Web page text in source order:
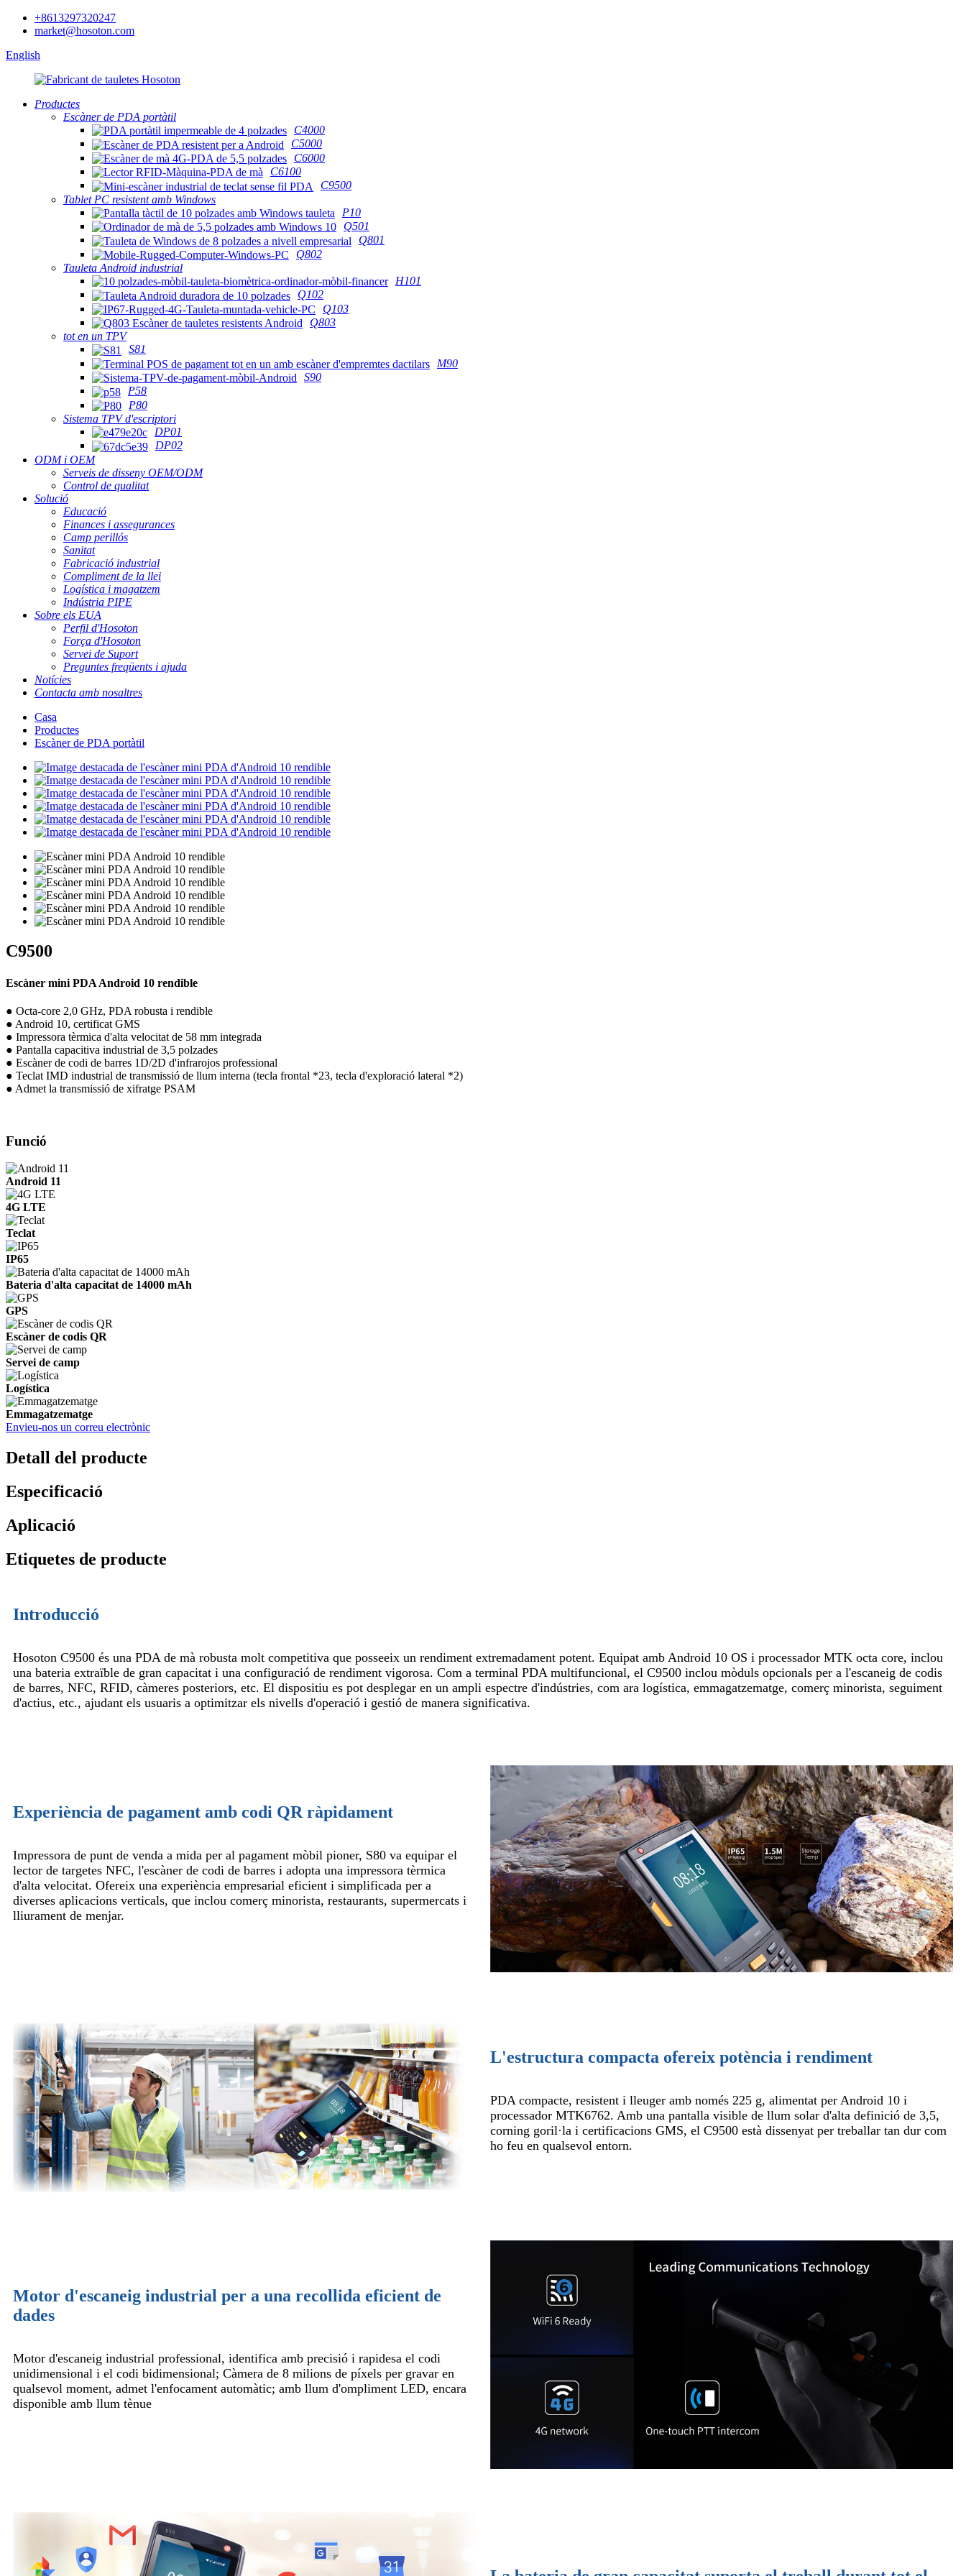
+8613297320247
market@hosoton.com
English
Productes
Escàner de PDA portàtil
C4000
C5000
C6000
C6100
C9500
Tablet PC resistent amb Windows
P10
Q501
Q801
Q802
Tauleta Android industrial
H101
Q102
Q103
Q803
tot en un TPV
S81
M90
S90
P58
P80
Sistema TPV d'escriptori
DP01
DP02
ODM i OEM
Serveis de disseny OEM/ODM
Control de qualitat
Solució
Educació
Finances i assegurances
Camp perillós
Sanitat
Fabricació industrial
Compliment de la llei
Logística i magatzem
Indústria PIPE
Sobre els EUA
Perfil d'Hosoton
Força d'Hosoton
Servei de Suport
Preguntes freqüents i ajuda
Notícies
Contacta amb nosaltres
Casa
Productes
Escàner de PDA portàtil
C9500
Escàner mini PDA Android 10 rendible
● Octa-core 2,0 GHz, PDA robusta i rendible
● Android 10, certificat GMS
● Impressora tèrmica d'alta velocitat de 58 mm integrada
● Pantalla capacitiva industrial de 3,5 polzades
● Escàner de codi de barres 1D/2D d'infrarojos professional
● Teclat IMD industrial de transmissió de llum interna (tecla frontal *23, tecla d'exploració lateral *2)
● Admet la transmissió de xifratge PSAM
Funció
Android 11
4G LTE
Teclat
IP65
Bateria d'alta capacitat de 14000 mAh
GPS
Escàner de codis QR
Servei de camp
Logística
Emmagatzematge
Envieu-nos un correu electrònic
Detall del producte
Especificació
Aplicació
Etiquetes de producte
Introducció
Hosoton C9500 és una PDA de mà robusta molt competitiva que posseeix un rendiment extremadament potent. Equipat amb Android 10 OS i processador MTK octa core, inclou
una bateria extraïble de gran capacitat i una configuració de rendiment vigorosa. Com a terminal PDA multifuncional, el C9500 inclou mòduls opcionals per a l'escaneig de codis
de barres, NFC, RFID, càmeres posteriors, etc. El dispositiu es pot desplegar en un ampli espectre d'indústries, com ara logística, emmagatzematge, comerç minorista, seguiment
d'actius, etc., ajudant els usuaris a optimitzar els nivells d'operació i gestió de manera significativa.
Experiència de pagament amb codi QR ràpidament
Impressora de punt de venda a mida per al pagament mòbil pioner, S80 va equipar el
lector de targetes NFC, l'escàner de codi de barres i adopta una impressora tèrmica
d'alta velocitat. Ofereix una experiència empresarial eficient i simplificada per a
diverses aplicacions verticals, que inclou comerç minorista, restaurants, supermercats i
lliurament de menjar.
L'estructura compacta ofereix potència i rendiment
PDA compacte, resistent i lleuger amb només 225 g, alimentat per Android 10 i
processador MTK6762. Amb una pantalla visible de llum solar d'alta definició de 3,5,
corning goril·la i certificacions GMS, el C9500 està dissenyat per treballar tan dur com
ho feu en qualsevol entorn.
Motor d'escaneig industrial per a una recollida eficient de
dades
Motor d'escaneig industrial professional, identifica amb precisió i rapidesa el codi
unidimensional i el codi bidimensional; Càmera de 8 milions de píxels per gravar en
qualsevol moment, admet l'enfocament automàtic; amb llum d'ompliment LED, encara
disponible amb llum tènue